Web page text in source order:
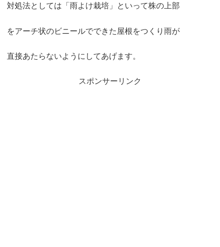
対処法としては「雨よけ栽培」といって株の上部
をアーチ状のビニールでできた屋根をつくり雨が
直接あたらないようにしてあげます。
スポンサーリンク